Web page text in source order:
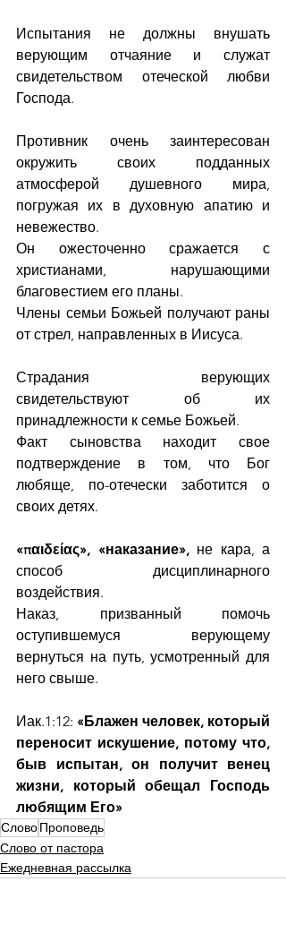
Испытания не должны внушать
верующим отчаяние и служат
свидетельством отеческой любви
Господа.
Противник очень заинтересован
окружить своих подданных
атмосферой душевного мира,
погружая их в духовную апатию и
невежество.
Он ожесточенно сражается с
христианами, нарушающими
благовестием его планы.
Члены семьи Божьей получают раны
от стрел, направленных в Иисуса.
Страдания верующих
свидетельствуют об их
принадлежности к семье Божьей.
Факт сыновства находит свое
подтверждение в том, что Бог
любяще, по-отечески заботится о
своих детях.
«παιδείας», «наказание», не кара, а
способ дисциплинарного
воздействия.
Наказ, призванный помочь
оступившемуся верующему
вернуться на путь, усмотренный для
него свыше.
Иак.1:12: «Блажен человек, который
переносит искушение, потому что,
быв испытан, он получит венец
жизни, который обещал Господь
любящим Его»
СловоПроповедь
Слово от пастора
Ежедневная рассылка